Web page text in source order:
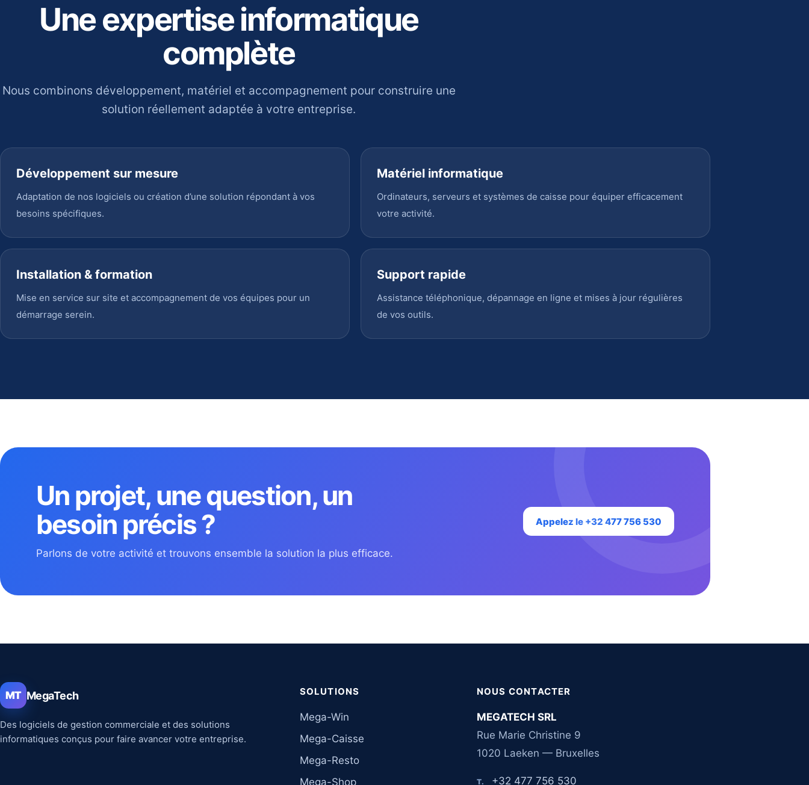
Une expertise informatique
complète
Nous combinons développement, matériel et accompagnement pour construire une
solution réellement adaptée à votre entreprise.
Développement sur mesure
Adaptation de nos logiciels ou création d’une solution répondant à vos
besoins spécifiques.
Matériel informatique
Ordinateurs, serveurs et systèmes de caisse pour équiper efficacement
votre activité.
Installation & formation
Mise en service sur site et accompagnement de vos équipes pour un
démarrage serein.
Support rapide
Assistance téléphonique, dépannage en ligne et mises à jour régulières
de vos outils.
Un projet, une question, un
besoin précis ?
Parlons de votre activité et trouvons ensemble la solution la plus efficace.
Appelez le +32 477 756 530
MT MegaTech
Des logiciels de gestion commerciale et des solutions
informatiques conçus pour faire avancer votre entreprise.
SOLUTIONS
Mega-Win
Mega-Caisse
Mega-Resto
Mega-Shop
NOUS CONTACTER
MEGATECH SRL
Rue Marie Christine 9
1020 Laeken — Bruxelles
T. +32 477 756 530